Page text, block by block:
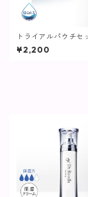
トライアルパウチセ
とりタイプ)【化粧水
¥2,200